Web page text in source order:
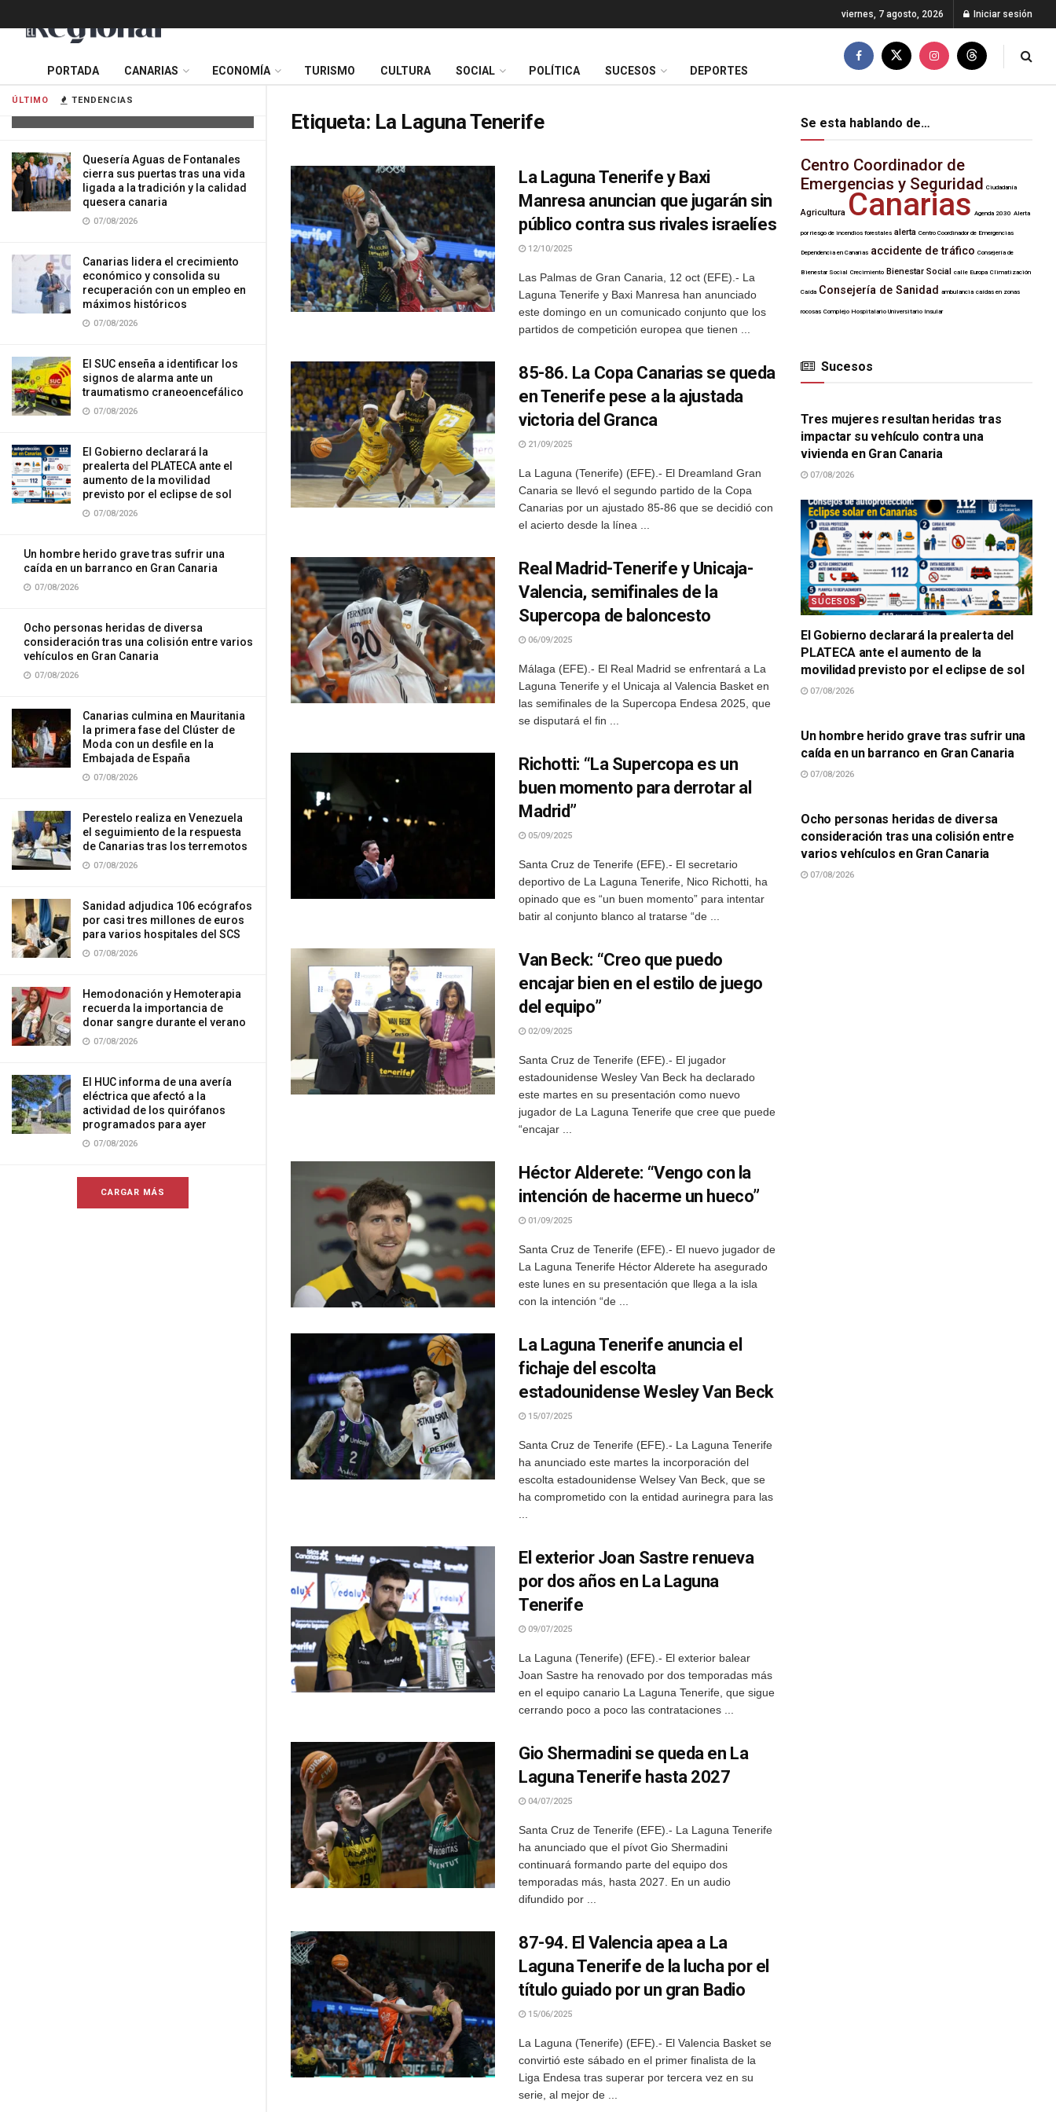
ÚLTIMO TENDENCIAS
impactar su vehículo contra una
Quesería Aguas de Fontanales
cierra sus puertas tras una vida
ligada a la tradición y la calidad
quesera canaria
07/08/2026
Canarias lidera el crecimiento
económico y consolida su
recuperación con un empleo en
máximos históricos
07/08/2026
El SUC enseña a identificar los
signos de alarma ante un
traumatismo craneoencefálico
07/08/2026
El Gobierno declarará la
prealerta del PLATECA ante el
aumento de la movilidad
previsto por el eclipse de sol
07/08/2026
Un hombre herido grave tras sufrir una
caída en un barranco en Gran Canaria
07/08/2026
Ocho personas heridas de diversa
consideración tras una colisión entre varios
vehículos en Gran Canaria
07/08/2026
Canarias culmina en Mauritania
la primera fase del Clúster de
Moda con un desfile en la
Embajada de España
07/08/2026
Perestelo realiza en Venezuela
el seguimiento de la respuesta
de Canarias tras los terremotos
07/08/2026
Sanidad adjudica 106 ecógrafos
por casi tres millones de euros
para varios hospitales del SCS
07/08/2026
Hemodonación y Hemoterapia
recuerda la importancia de
donar sangre durante el verano
07/08/2026
El HUC informa de una avería
eléctrica que afectó a la
actividad de los quirófanos
programados para ayer
07/08/2026
CARGAR MÁS
viernes, 7 agosto, 2026 Iniciar sesión
PORTADA CANARIAS ECONOMÍA TURISMO CULTURA SOCIAL POLÍTICA SUCESOS DEPORTES
Etiqueta: La Laguna Tenerife
La Laguna Tenerife y Baxi
Manresa anuncian que jugarán sin
público contra sus rivales israelíes
12/10/2025
Las Palmas de Gran Canaria, 12 oct (EFE).- La
Laguna Tenerife y Baxi Manresa han anunciado
este domingo en un comunicado conjunto que los
partidos de competición europea que tienen ...
85-86. La Copa Canarias se queda
en Tenerife pese a la ajustada
victoria del Granca
21/09/2025
La Laguna (Tenerife) (EFE).- El Dreamland Gran
Canaria se llevó el segundo partido de la Copa
Canarias por un ajustado 85-86 que se decidió con
el acierto desde la línea ...
Real Madrid-Tenerife y Unicaja-
Valencia, semifinales de la
Supercopa de baloncesto
06/09/2025
Málaga (EFE).- El Real Madrid se enfrentará a La
Laguna Tenerife y el Unicaja al Valencia Basket en
las semifinales de la Supercopa Endesa 2025, que
se disputará el fin ...
Richotti: “La Supercopa es un
buen momento para derrotar al
Madrid”
05/09/2025
Santa Cruz de Tenerife (EFE).- El secretario
deportivo de La Laguna Tenerife, Nico Richotti, ha
opinado que es “un buen momento” para intentar
batir al conjunto blanco al tratarse “de ...
Van Beck: “Creo que puedo
encajar bien en el estilo de juego
del equipo”
02/09/2025
Santa Cruz de Tenerife (EFE).- El jugador
estadounidense Wesley Van Beck ha declarado
este martes en su presentación como nuevo
jugador de La Laguna Tenerife que cree que puede
“encajar ...
Héctor Alderete: “Vengo con la
intención de hacerme un hueco”
01/09/2025
Santa Cruz de Tenerife (EFE).- El nuevo jugador de
La Laguna Tenerife Héctor Alderete ha asegurado
este lunes en su presentación que llega a la isla
con la intención “de ...
La Laguna Tenerife anuncia el
fichaje del escolta
estadounidense Wesley Van Beck
15/07/2025
Santa Cruz de Tenerife (EFE).- La Laguna Tenerife
ha anunciado este martes la incorporación del
escolta estadounidense Welsey Van Beck, que se
ha comprometido con la entidad aurinegra para las
El exterior Joan Sastre renueva
por dos años en La Laguna
Tenerife
09/07/2025
La Laguna (Tenerife) (EFE).- El exterior balear
Joan Sastre ha renovado por dos temporadas más
en el equipo canario La Laguna Tenerife, que sigue
cerrando poco a poco las contrataciones ...
Gio Shermadini se queda en La
Laguna Tenerife hasta 2027
04/07/2025
Santa Cruz de Tenerife (EFE).- La Laguna Tenerife
ha anunciado que el pívot Gio Shermadini
continuará formando parte del equipo dos
temporadas más, hasta 2027. En un audio
difundido por ...
87-94. El Valencia apea a La
Laguna Tenerife de la lucha por el
título guiado por un gran Badio
15/06/2025
La Laguna (Tenerife) (EFE).- El Valencia Basket se
convirtió este sábado en el primer finalista de la
Liga Endesa tras superar por tercera vez en su
serie, al mejor de ...
Se esta hablando de…
Centro Coordinador de
Emergencias y Seguridad Ciudadanía
Agricultura Canarias Agenda 2030 Alerta
por riesgo de incendios forestales alerta Centro Coordinador de Emergencias
Dependencia en Canarias accidente de tráfico Consejería de
Bienestar Social Crecimiento Bienestar Social calle Europa Climatización
Caída Consejería de Sanidad ambulancia caídas en zonas
rocosas Complejo Hospitalario Universitario Insular
Sucesos
SUCESOS
Tres mujeres resultan heridas tras
impactar su vehículo contra una
vivienda en Gran Canaria
07/08/2026
SUCESOS
El Gobierno declarará la prealerta del
PLATECA ante el aumento de la
movilidad previsto por el eclipse de sol
07/08/2026
Un hombre herido grave tras sufrir una
caída en un barranco en Gran Canaria
07/08/2026
Ocho personas heridas de diversa
consideración tras una colisión entre
varios vehículos en Gran Canaria
07/08/2026